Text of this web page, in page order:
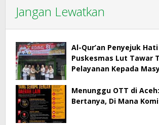
Jangan Lewatkan
Al-Qur’an Penyejuk
Puskesmas Lut Tawar
Pelayanan Kepada
Menunggu OTT di
Bertanya, Di Mana